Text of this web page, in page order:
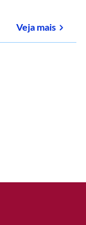
Veja maissobre